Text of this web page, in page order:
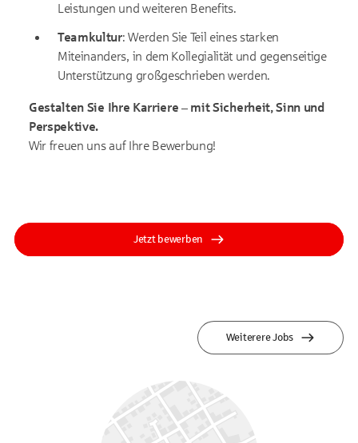
Leistungen und weiteren Benefits.
Teamkultur: Werden Sie Teil eines starken
Miteinanders, in dem Kollegialität und gegenseitige
Unterstützung großgeschrieben werden.
Gestalten Sie Ihre Karriere – mit Sicherheit, Sinn und
Perspektive.
Wir freuen uns auf Ihre Bewerbung!
Jetzt bewerben
Weiterere Jobs